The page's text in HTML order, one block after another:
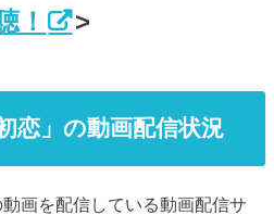
！
>
恋」の動画配信状況
動画を配信している動画配信サ